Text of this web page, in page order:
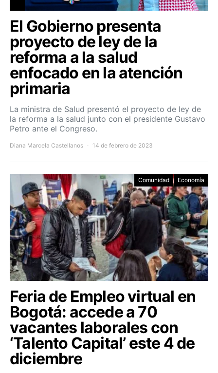
El Gobierno presenta
proyecto de ley de la
reforma a la salud
enfocado en la atención
primaria
La ministra de Salud presentó el proyecto de ley de
la reforma a la salud junto con el presidente Gustavo
Petro ante el Congreso.
Diana Marcela Castellanos 14 de febrero de 2023
Comunidad Economía
Feria de Empleo virtual en
Bogotá: accede a 70
vacantes laborales con
‘Talento Capital’ este 4 de
diciembre